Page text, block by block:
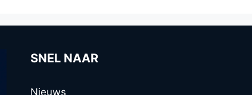
SNEL NAAR
Nieuws